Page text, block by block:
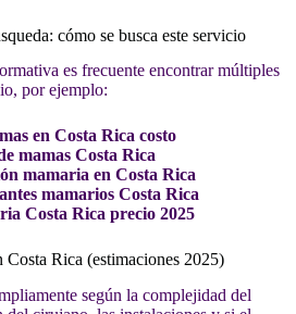
cómo se busca este servicio
es frecuente encontrar múltiples
por ejemplo:
en Costa Rica costo
mamas Costa Rica
mamaria en Costa Rica
mamarios Costa Rica
Costa Rica precio 2025
Costa Rica (estimaciones 2025)
según la complejidad del